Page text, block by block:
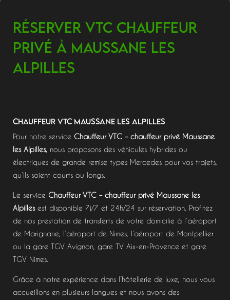
Réserver VTC Chauffeur
privé à Maussane les
Alpilles
chauffeur vtc Maussane les Alpilles
Pour notre service Chauffeur VTC – chauffeur privé Maussane
les Alpilles, nous proposons des véhicules hybrides ou
électriques de grande remise types Mercedes pour vos trajets,
qu’ils soient courts ou longs.
Le service Chauffeur VTC – chauffeur privé Maussane les
Alpilles est disponible 7j/7 et 24h/24 sur réservation. Profitez
de nos prestation de transferts de votre domicilie à l’aéroport
de Marignane, l’aéroport de Nimes, l’aéroport de Montpellier
ou la gare TGV Avignon, gare TV Aix-en-Provence et gare
TGV Nimes.
Grâce à notre expérience dans l’hôtellerie de luxe, nous vous
accueillons en plusieurs langues et nous avons des